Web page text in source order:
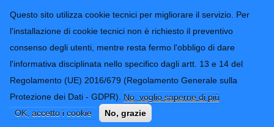
Questo sito utilizza cookie tecnici per migliorare il servizio. Per
l'installazione di cookie tecnici non è richiesto il preventivo
consenso degli utenti, mentre resta fermo l'obbligo di dare
l'informativa disciplinata nello specifico dagli artt. 13 e 14 del
Regolamento (UE) 2016/679 (Regolamento Generale sulla
Protezione dei Dati - GDPR). No, voglio saperne di più
OK, accetto i cookie
No, grazie
Provincia di
Imperia
CONTATTI-URP
TRASPARENZA
Form di ricerca
Evento alluvionale del 02 e 03 ottobre
2020. Ripristino della viabilità al Km.